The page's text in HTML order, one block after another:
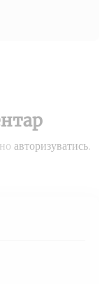
авторизуватись.